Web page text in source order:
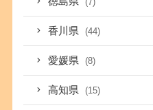
香川県 (44)
愛媛県 (8)
高知県 (15)